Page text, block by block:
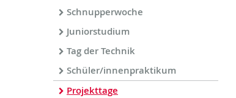
Schnupperwoche
Juniorstudium
Tag der Technik
Schüler/innenpraktikum
Projekttage